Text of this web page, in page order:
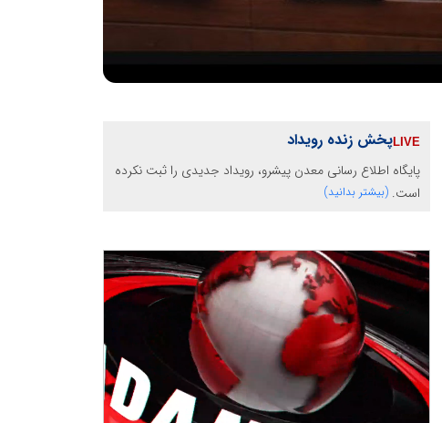
پخش زنده رویداد
پایگاه اطلاع رسانی معدن پیشرو، رویداد جدیدی را ثبت نکرده
است. (بیشتر بدانید)